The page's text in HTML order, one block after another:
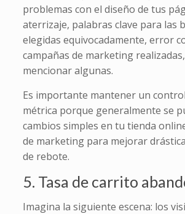
problemas con el diseño de tus
aterrizaje, palabras clave para las
elegidas equivocadamente, error
campañas de marketing
mencionar algunas.
Es importante mantener un
métrica porque generalmente se
cambios simples en tu tienda
de marketing para mejorar
de rebote.
5. Tasa de carrito
Imagina la siguiente escena: los